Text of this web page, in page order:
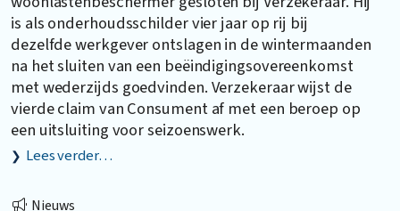
is als onderhoudsschilder vier jaar op rij bij
dezelfde werkgever ontslagen in de wintermaanden
na het sluiten van een beëindigingsovereenkomst
met wederzijds goedvinden. Verzekeraar wijst de
vierde claim van Consument af met een beroep op
een uitsluiting voor seizoenswerk.
Lees verder…
Nieuws